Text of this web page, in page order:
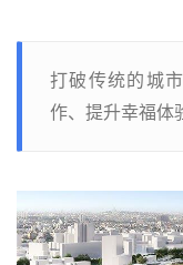
打破传统的城
作、提升幸福体